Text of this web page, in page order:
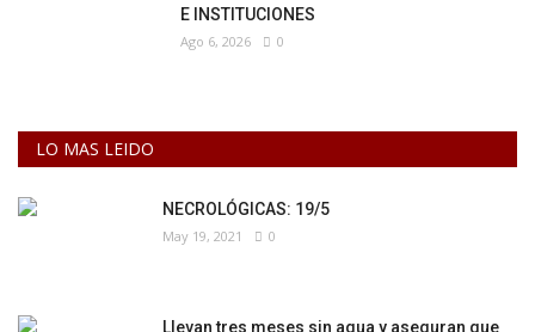
E INSTITUCIONES
Ago 6, 2026 0
LO MAS LEIDO
NECROLÓGICAS: 19/5
May 19, 2021 0
Llevan tres meses sin agua y aseguran que